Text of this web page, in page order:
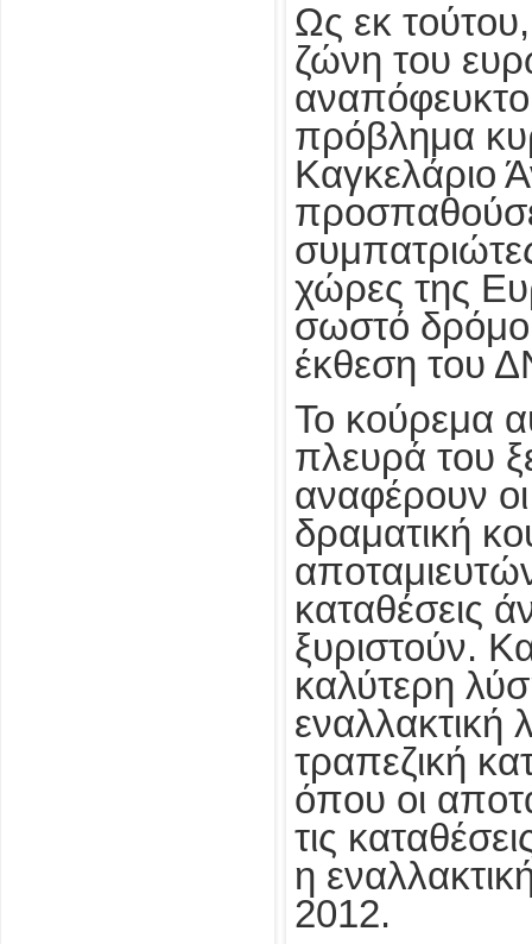
Ως εκ
ζώνη του
πρόβλημα
Καγκελάριο
χώρες της
σωστό
έκθεση του
Το κούρεμα
πλευρά του
αναφέρουν
δραματική
καταθέσεις
ξυριστούν.
καλύτερη
εναλλακτική
τραπεζική
όπου οι
τις
η
2012.